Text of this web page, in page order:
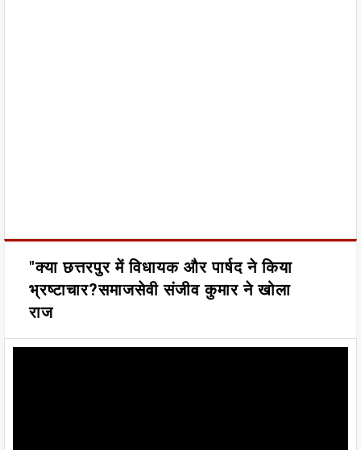
"क्या छत्तरपुर में विधायक और पार्षद ने किया
भ्रष्टाचार?समाजसेवी संजीव कुमार ने खोला
राज